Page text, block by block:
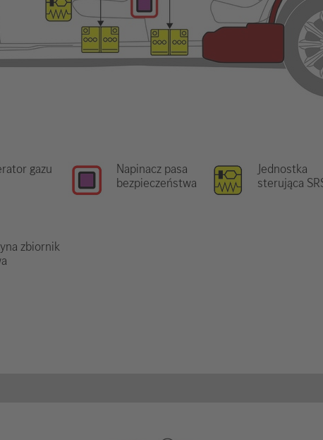
gazu
Napinacz pasa
bezpieczeństwa
Jednostka
sterująca
zbiornik